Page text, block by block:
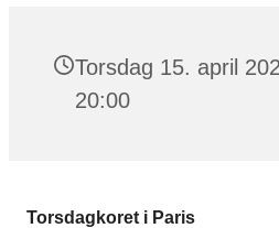
Torsdag 15. april
20:00
Torsdagkoret i Paris